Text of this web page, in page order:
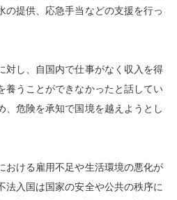
の提供、応急手当などの支援を行っ
し、自国内で仕事がなく収入を得
養うことができなかったと話してい
、危険を承知で国境を越えようとし
ける雇用不足や生活環境の悪化が
法入国は国家の安全や公共の秩序に